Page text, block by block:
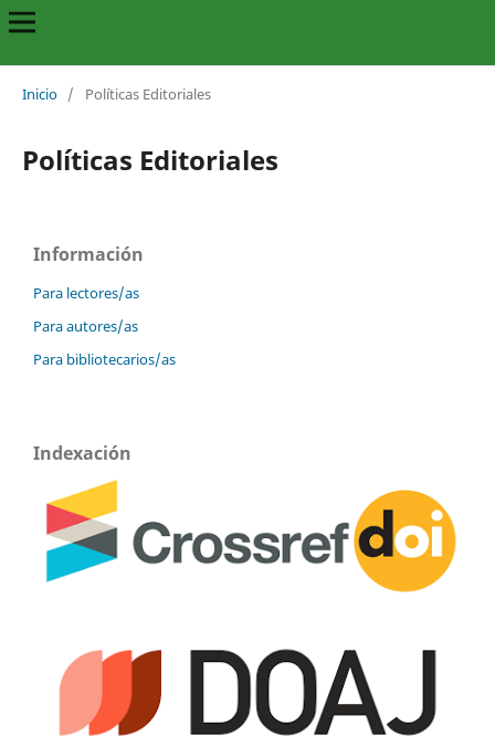
Inicio / Políticas Editoriales
Políticas Editoriales
Información
Para lectores/as
Para autores/as
Para bibliotecarios/as
Indexación